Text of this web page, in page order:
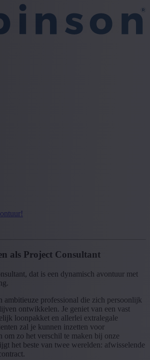
als Project Consultant
dat is een dynamisch avontuur met
ambitieuze professional die zich persoonlijk
ontwikkelen. Je geniet van een vast
loonpakket en allerlei extralegale
zal je kunnen inzetten voor
om zo het verschil te maken bij onze
het beste van twee werelden: afwisselende